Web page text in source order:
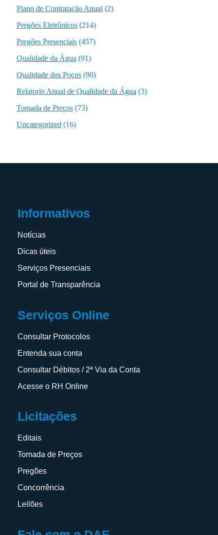
Plano de Contratação Anual (2)
Pregões Eletrônicos(214)
Pregões Presenciais(457)
Qualidade da Água (91)
Qualidade dos Poços(90)
Relatorio Anual de Qualidade da Água (3)
Tomada de Preços(73)
Uncategorized (16)
Informativos
Notícias
Dicas úteis
Serviços Presenciais
Portal de Transparência
Serviços Online
Consultar Protocolos
Entenda sua conta
Consultar Débitos / 2ª Via da Conta
Acesse o RH Online
Licitações
Editais
Tomada de Preços
Pregões
Concorrência
Leilões